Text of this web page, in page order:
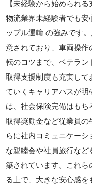
【未経験から始められ
物流業界未経験者でも
ップル運輸 の強みです
意されており、車両操
転のコツまで、ベテラ
取得支援制度も充実して
ていくキャリアパスが
は、社会保険完備はも
取得奨励金など従業員の
らに社内コミュニケー
な親睦会や社員旅行な
築されています。これら
る上で、大きな安心感を